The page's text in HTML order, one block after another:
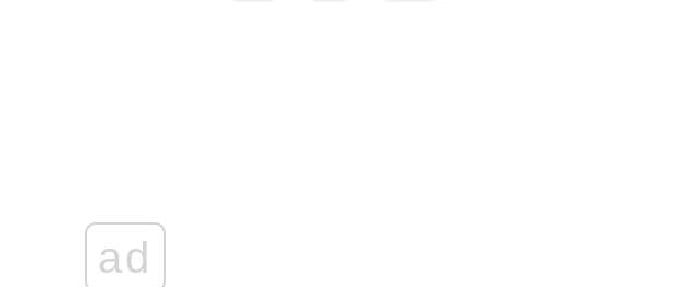
ad